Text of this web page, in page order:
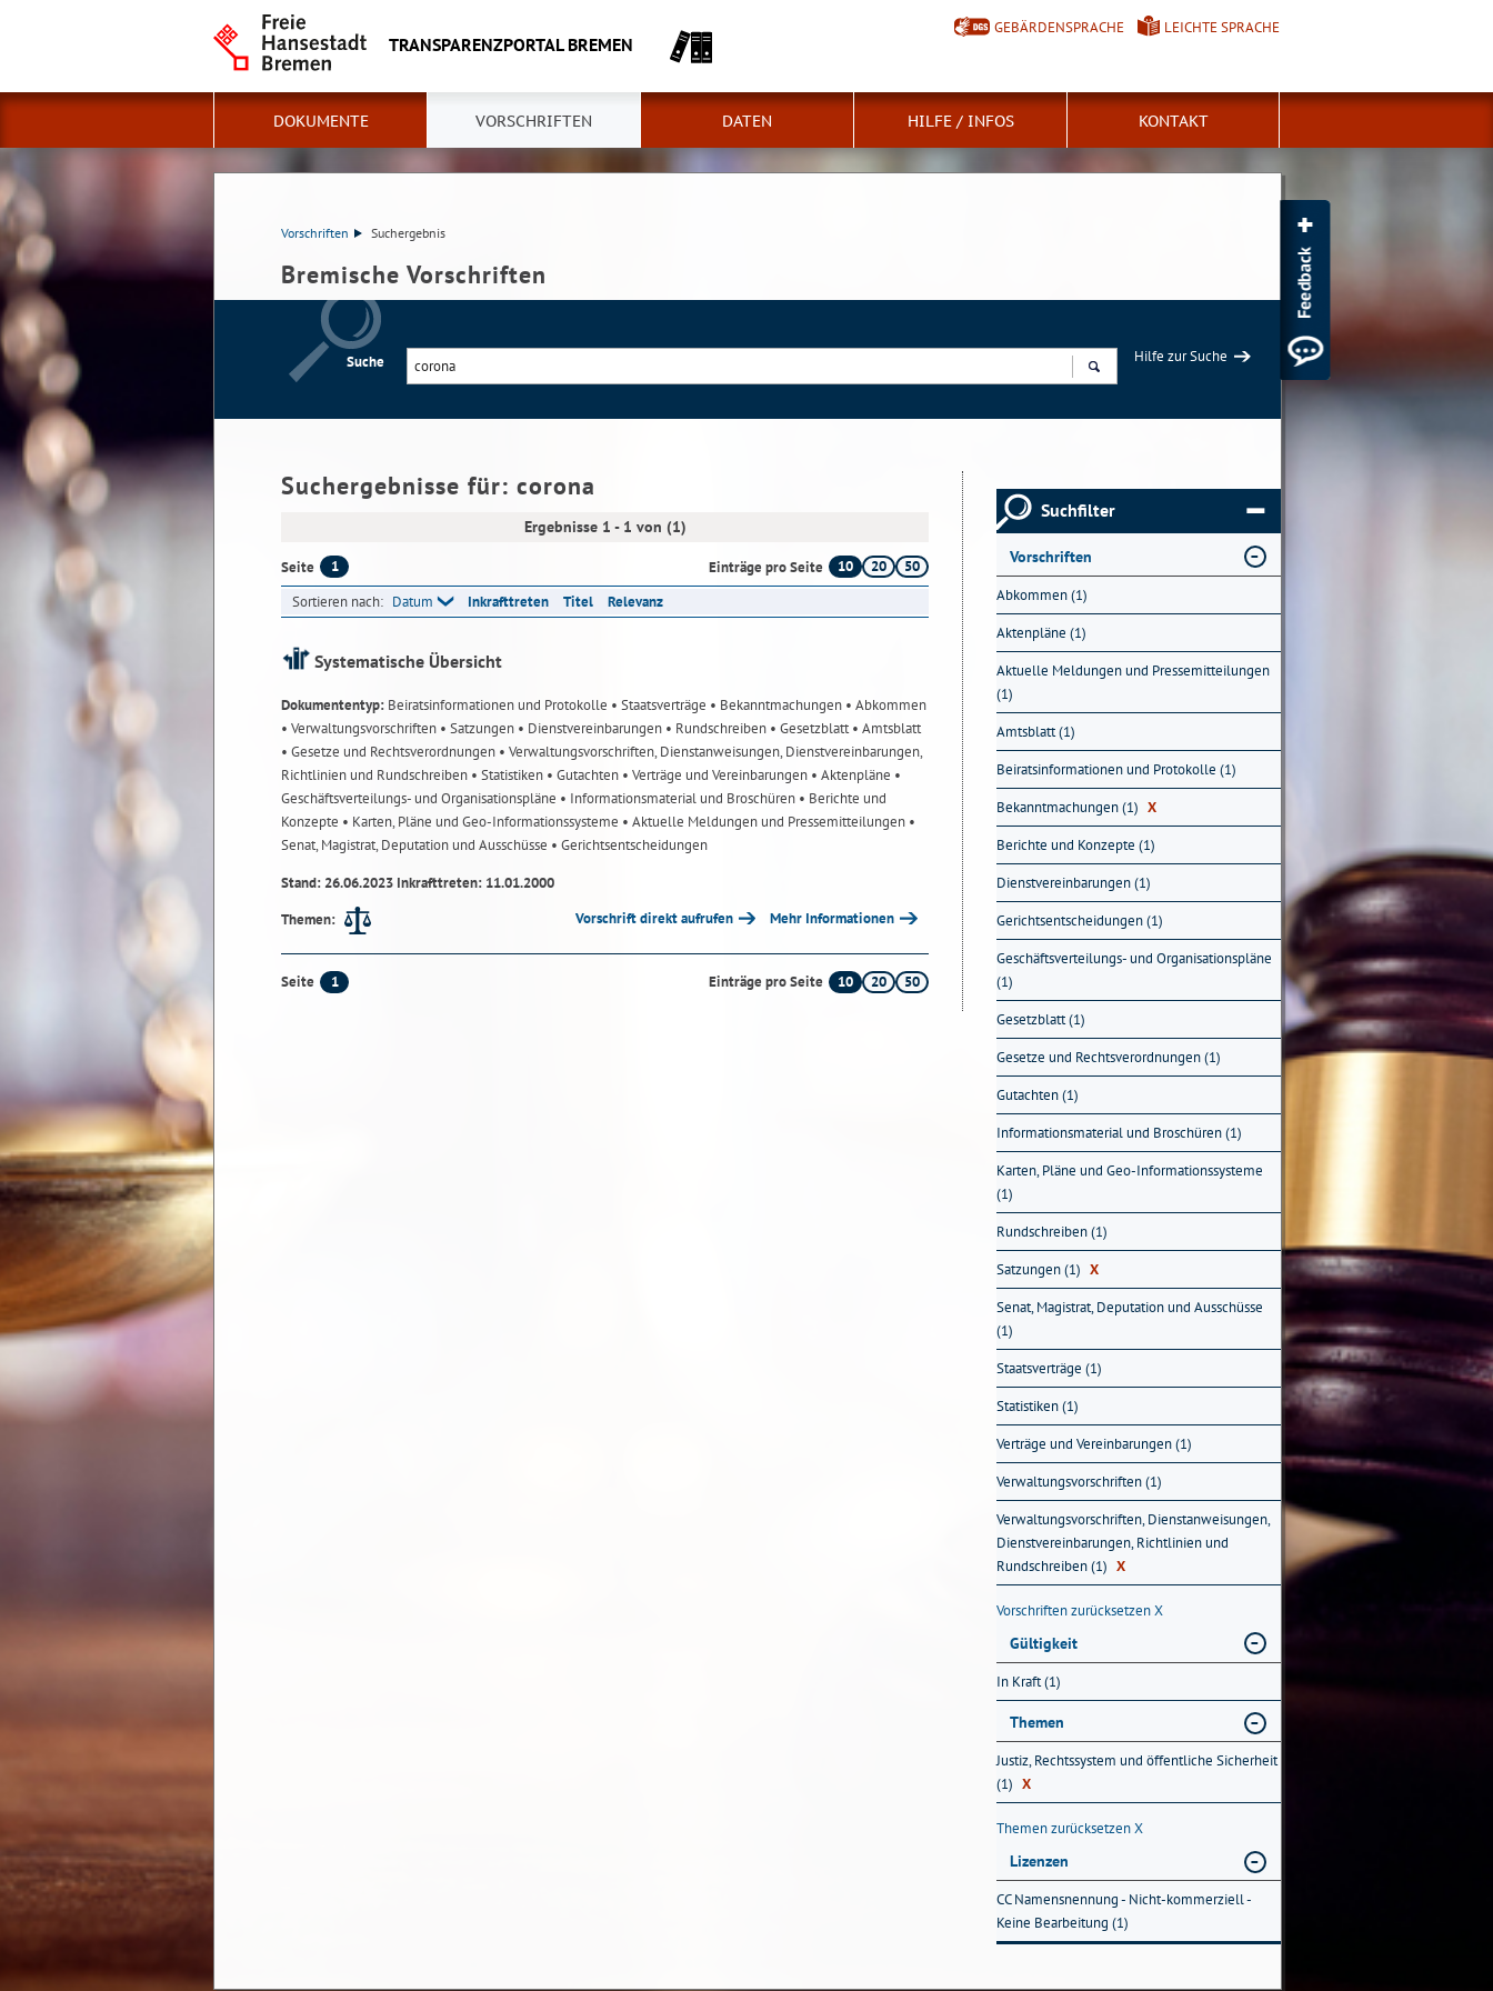
TRANSPARENZPORTAL BREMEN
GEBÄRDENSPRACHE LEICHTE SPRACHE
DOKUMENTE VORSCHRIFTEN DATEN HILFE / INFOS KONTAKT
Vorschriften Suchergebnis
Bremische Vorschriften
Suche
Hilfe zur Suche
Suchergebnisse für: corona
Ergebnisse 1 - 1 von (1)
Seite 1 Einträge pro Seite 10 20
50
Sortieren nach: Datum Inkrafttreten Titel Relevanz
Systematische Übersicht
Dokumententyp: Beiratsinformationen und Protokolle • Staatsverträge • Bekanntmachungen • Abkommen
• Verwaltungsvorschriften • Satzungen • Dienstvereinbarungen • Rundschreiben • Gesetzblatt• Amtsblatt
• Gesetze und Rechtsverordnungen • Verwaltungsvorschriften, Dienstanweisungen, Dienstvereinbarungen,
Richtlinien und Rundschreiben • Statistiken • Gutachten • Verträge und Vereinbarungen • Aktenpläne •
Geschäftsverteilungs- und Organisationspläne • Informationsmaterial und Broschüren • Berichte und
Konzepte • Karten, Pläne und Geo-Informationssysteme • Aktuelle Meldungen und Pressemitteilungen •
Senat, Magistrat, Deputation und Ausschüsse • Gerichtsentscheidungen
Stand: 26.06.2023 Inkrafttreten: 11.01.2000
Themen:
Vorschrift direkt aufrufen Mehr Informationen
Seite 1 Einträge pro Seite 10 20 50
Suchfilter
Vorschriften
Abkommen (1)
Aktenpläne (1)
Aktuelle Meldungen und Pressemitteilungen
(1)
Amtsblatt (1)
Beiratsinformationen und Protokolle (1)
Bekanntmachungen (1) X
Berichte und Konzepte (1)
Dienstvereinbarungen (1)
Gerichtsentscheidungen (1)
Geschäftsverteilungs- und Organisationspläne
(1)
Gesetzblatt (1)
Gesetze und Rechtsverordnungen (1)
Gutachten (1)
Informationsmaterial und Broschüren (1)
Karten, Pläne und Geo-Informationssysteme
(1)
Rundschreiben (1)
Satzungen (1) X
Senat, Magistrat, Deputation und Ausschüsse
(1)
Staatsverträge (1)
Statistiken (1)
Verträge und Vereinbarungen (1)
Verwaltungsvorschriften (1)
Verwaltungsvorschriften, Dienstanweisungen,
Dienstvereinbarungen, Richtlinien und
Rundschreiben (1) X
Vorschriften zurücksetzenX
Gültigkeit
In Kraft (1)
Themen
Justiz, Rechtssystem und öffentliche Sicherheit
(1) X
Themen zurücksetzenX
Lizenzen
CC Namensnennung - Nicht-kommerziell -
Keine Bearbeitung (1)